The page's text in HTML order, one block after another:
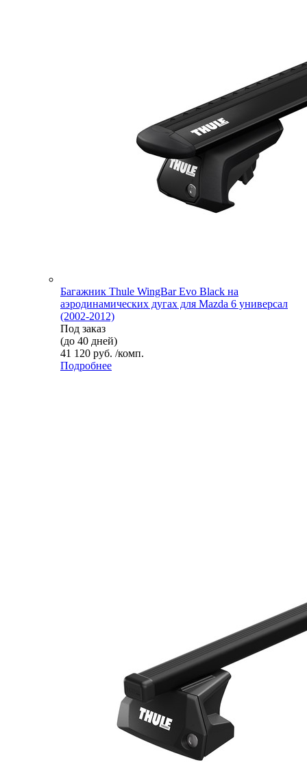
Багажник Thule WingBar Evo Black на
аэродинамических дугах для Mazda 6 универсал
(2002-2012)
Под заказ
(до 40 дней)
41 120 руб. /комп.
Подробнее